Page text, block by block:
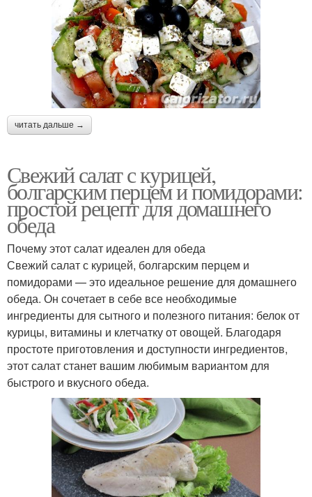
читать дальше →
Свежий салат с курицей,
болгарским перцем и помидорами:
простой рецепт для домашнего
обеда
Почему этот салат идеален для обеда
Свежий салат с курицей, болгарским перцем и
помидорами — это идеальное решение для домашнего
обеда. Он сочетает в себе все необходимые
ингредиенты для сытного и полезного питания: белок от
курицы, витамины и клетчатку от овощей. Благодаря
простоте приготовления и доступности ингредиентов,
этот салат станет вашим любимым вариантом для
быстрого и вкусного обеда.